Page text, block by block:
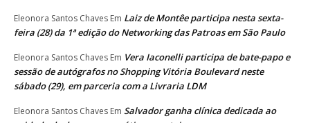
Eleonora Santos Chaves Em Laiz de Montêe participa nesta sexta-
feira (28) da 1ª edição do Networking das Patroas em São Paulo
Eleonora Santos Chaves Em Vera Iaconelli participa de bate-papo e
sessão de autógrafos no Shopping Vitória Boulevard neste
sábado (29), em parceria com a Livraria LDM
Eleonora Santos Chaves Em Salvador ganha clínica dedicada ao